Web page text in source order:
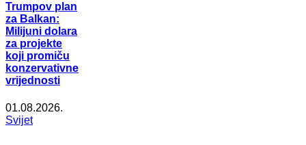
Trumpov plan
za Balkan:
Milijuni dolara
za projekte
koji promiču
konzervativne
vrijednosti
01.08.2026.
Svijet